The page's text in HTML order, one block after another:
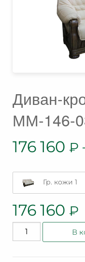
Диван-
ММ-146-
176 160 ₽
Гр. кожи 1
176 160 ₽
Количество
товара
В